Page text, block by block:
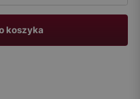
koszyka